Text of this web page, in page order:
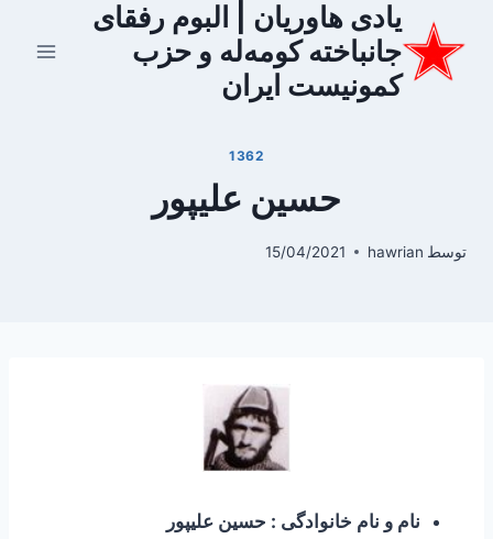
محتوا
یادی هاوریان | البوم رفقای
جانباخته کومه‌له و حزب
کمونیست ایران
1362
حسین علیپور
توسط hawrian
15/04/2021
نام و نام خانوادگی : حسین علیپور